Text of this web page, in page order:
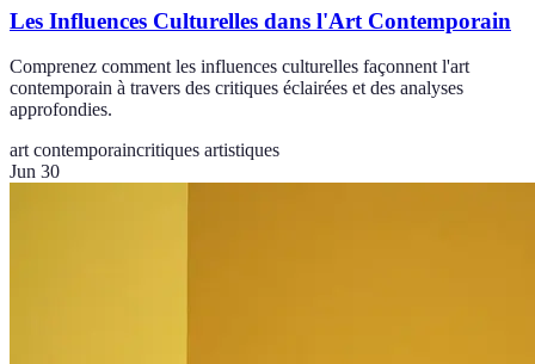
Les Influences Culturelles dans l'Art Contemporain
Comprenez comment les influences culturelles façonnent l'art
contemporain à travers des critiques éclairées et des analyses
approfondies.
art contemporaincritiques artistiques
Jun 30